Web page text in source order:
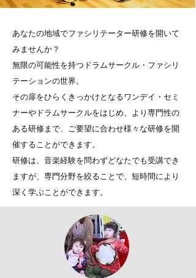
あなたの地域でファシリテーター研修を開いて
みませんか？
無限の可能性を持つドラムサークル・ファシリ
テーションの世界。
その扉をひらくきっかけとなるワンデイ・セミ
ナーやドラムサークルをはじめ、より専門性の
ある研修まで、ご要望に合わせ様々な研修を開
催することができます。
研修は、音楽経験を問わずどなたでも受講でき
ますが、専門分野を絞ることで、短時間により
深く 学ぶことができます。